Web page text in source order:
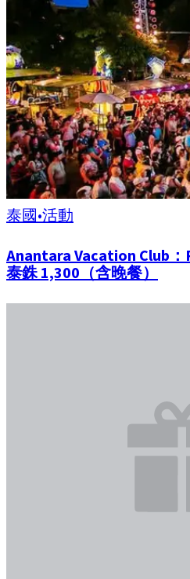
泰國•活動
Anantara Vacation Club
泰銖 1,300（含晚餐）